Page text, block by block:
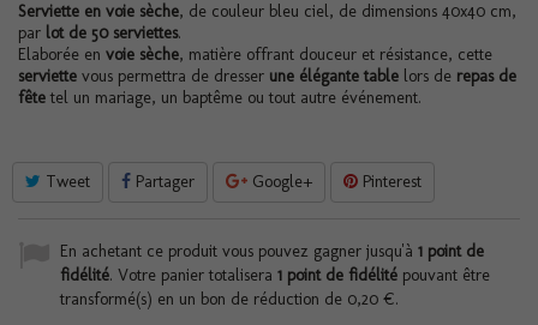
Serviette en voie sèche, de couleur bleu ciel, de dimensions 40x40 cm,
par lot de 50 serviettes.
Elaborée en voie sèche, matière offrant douceur et résistance, cette
serviette vous permettra de dresser une élégante table lors de repas de
fête tel un mariage, un baptême ou tout autre événement.
Tweet Partager Google+ Pinterest
En achetant ce produit vous pouvez gagner jusqu'à 1 point de
fidélité. Votre panier totalisera 1 point de fidélité pouvant être
transformé(s) en un bon de réduction de 0,20 €.